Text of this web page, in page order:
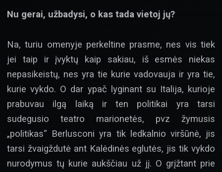
Nu gerai, užbadysi, o kas tada vietoj jų?
Na, turiu omenyje perkeltine prasme, nes vis tiek
jei taip ir įvyktų kaip sakiau, iš esmės niekas
nepasikeistų, nes yra tie kurie vadovauja ir yra tie,
kurie vykdo. O dar ypač lyginant su Italija, kurioje
prabuvau ilgą laiką ir ten politikai yra tarsi
sudegusio teatro marionetės, pvz žymusis
„politikas“ Berlusconi yra tik ledkalnio viršūnė, jis
tarsi žvaigždutė ant Kalėdinės eglutės, jis tik vykdo
nurodymus tų kurie aukščiau už jį. O grįžtant prie